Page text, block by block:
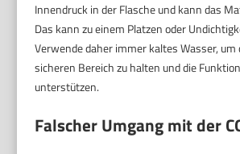
Innendruck in der Flasche und kann das
Das kann zu einem Platzen oder
Verwende daher immer kaltes Wasser, um
sicheren Bereich zu halten und die
unterstützen.
Falscher Umgang mit der